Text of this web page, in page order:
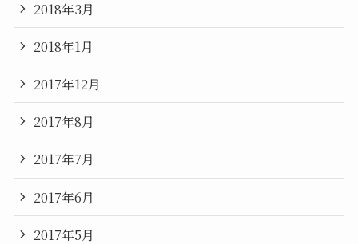
2018年3月
2018年1月
2017年12月
2017年8月
2017年7月
2017年6月
2017年5月